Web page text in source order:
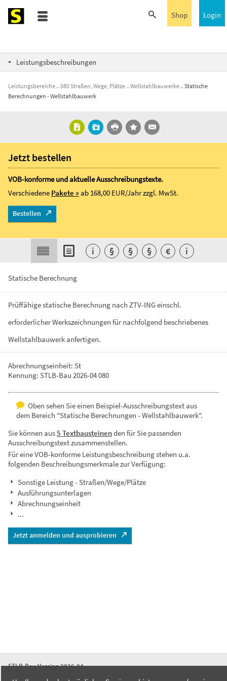
Login
Shop
Leistungsbeschreibungen
Leistungsbereiche 080 Straßen, Wege, Plätze Wellstahlbauwerke
Statische
Berechnungen - Wellstahlbauwerk
Statische Berechnung
Prüffähigestatische Berechnung nach ZTV-INGeinschl.
erforderlicherWerkszeichnungen fürnachfolgend beschriebenes
Wellstahlbauwerkanfertigen.
Abrechnungseinheit: St
Kennung: STLB-Bau 2026-04 080
Oben sehen Sie einen Beispiel-Ausschreibungstext aus
dem Bereich "Statische Berechnungen - Wellstahlbauwerk".
Sie können aus5 Textbausteinenden für Sie passenden
Ausschreibungstext zusammenstellen.
Für eine VOB-konforme Leistungsbeschreibung stehen u.a.
folgenden Beschreibungsmerkmale zur Verfügung:
Sonstige Leistung - Straßen/Wege/Plätze
Ausführungsunterlagen
Abrechnungseinheit
...
Jetzt anmelden und ausprobieren
Jetzt bestellen
VOB-konforme und aktuelle Ausschreibungstexte.
Verschiedene Pakete »ab 168,00 EUR/Jahrzzgl. MwSt.
Bestellen
i § § § € i
STLB-Bau Version 2026-04